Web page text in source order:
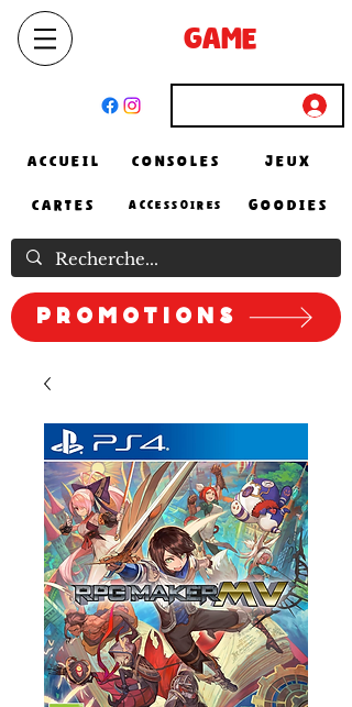
GAME
ACCUEIL CONSOLES JEUX
CARTES ACCESSOIRES GOODIES
Promotions